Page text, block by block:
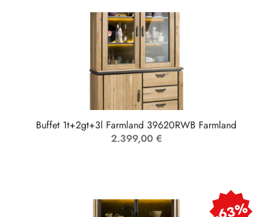
Buffet 1t+2gt+3l Farmland 39620RWB Farmland
2.399,00 €